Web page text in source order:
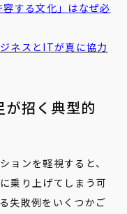
容する文化」はなぜ必
ネス とITが真に協力
が招く典型的
ョンを軽視すると、
乗り上げてしまう可
失敗例をいくつかご